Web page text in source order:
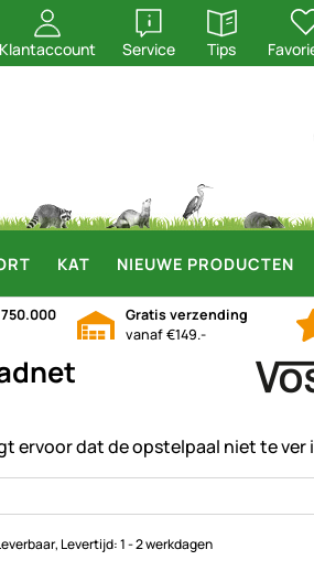
Klantaccount Service
openen
Tips
openen
KAT NIEUWE PRODUCTEN
750.000
Gratis verzending
vanaf €149.-
ervoor dat de opstelpaal niet te ver
, Levertijd:1 - 2 werkdagen